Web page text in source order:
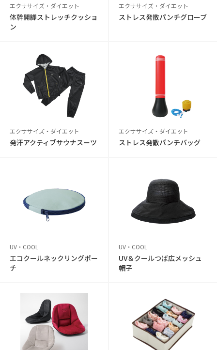
エクササイズ・ダイエット
体幹開脚ストレッチクッショ
ン
エクササイズ・ダイエット
ストレス発散パンチグローブ
エクササイズ・ダイエット
発汗アクティブサウナスーツ
エクササイズ・ダイエット
ストレス発散パンチバッグ
UV・COOL
エコクールネックリングポー
チ
UV・COOL
UV＆クールつば広メッシュ
帽子